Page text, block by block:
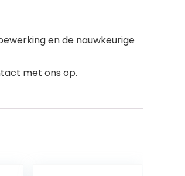
en de nauwkeurige
met ons op.